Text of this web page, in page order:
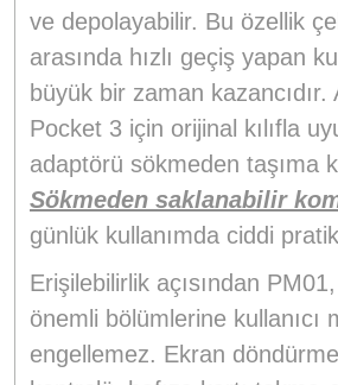
ve depolayabilir. Bu özellik
arasında hızlı geçiş yapan
büyük bir zaman kazancıdır.
Pocket 3 için orijinal kılıfla
adaptörü sökmeden taşıma
Sökmeden saklanabilir
günlük kullanımda ciddi
Erişilebilirlik açısından
önemli bölümlerine kullanıcı
engellemez. Ekran